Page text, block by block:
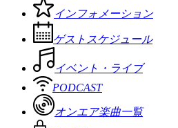
インフォメーション
ゲストスケジュール
イベント・ライブ
PODCAST
オンエア楽曲一覧